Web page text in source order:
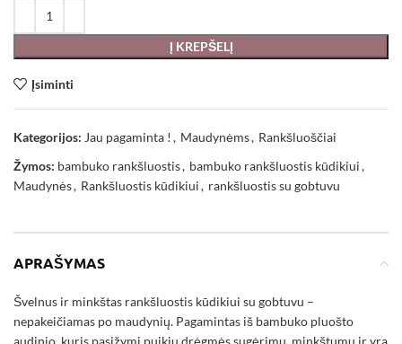
Į KREPŠELĮ
Įsiminti
Kategorijos: Jau pagaminta ! , Maudynėms, Rankšluoščiai
Žymos: bambuko rankšluostis, bambuko rankšluostis kūdikiui,
Maudynės, Rankšluostis kūdikiui, rankšluostis su gobtuvu
APRAŠYMAS
Švelnus ir minkštas rankšluostis kūdikiui su gobtuvu –
nepakeičiamas po maudynių. Pagamintas iš bambuko pluošto